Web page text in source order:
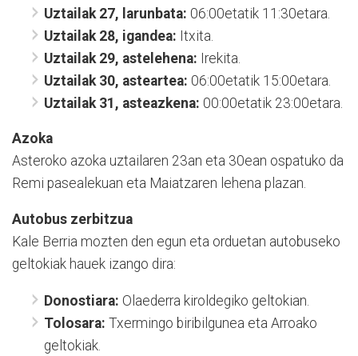
Uztailak 27, larunbata: 06:00etatik 11:30etara.
Uztailak 28, igandea: Itxita.
Uztailak 29, astelehena: Irekita.
Uztailak 30, asteartea: 06:00etatik 15:00etara.
Uztailak 31, asteazkena: 00:00etatik 23:00etara.
Azoka
Asteroko azoka uztailaren 23an eta 30ean ospatuko da
Remi pasealekuan eta Maiatzaren lehena plazan.
Autobus zerbitzua
Kale Berria mozten den egun eta orduetan autobuseko
geltokiak hauek izango dira:
Donostiara: Olaederra kiroldegiko geltokian.
Tolosara: Txermingo biribilgunea eta Arroako
geltokiak.